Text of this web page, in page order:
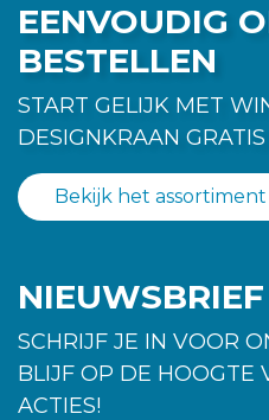
EENVOUDIG
BESTELLEN
START GELIJK MET
DESIGNKRAAN
Bekijk het assortiment
NIEUWSBRIEF
SCHRIJF JE IN VOOR
BLIJF OP DE HOOGTE
ACTIES!